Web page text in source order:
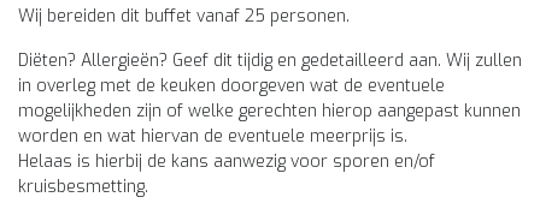
Wij bereiden dit buffet vanaf 25 personen.
Diëten? Allergieën? Geef dit tijdig en gedetailleerd aan. Wij zullen
in overleg met de keuken doorgeven wat de eventuele
mogelijkheden zijn of welke gerechten hierop aangepast kunnen
worden en wat hiervan de eventuele meerprijs is.
Helaas is hierbij de kans aanwezig voor sporen en/of
kruisbesmetting.